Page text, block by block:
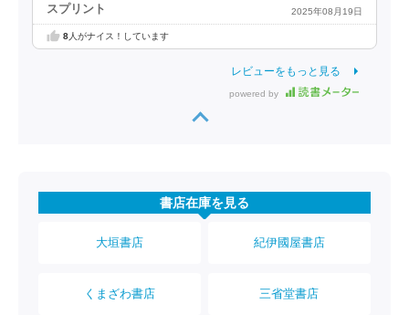
スプリント 2025年08月19日
8人がナイス！しています
レビューをもっと見る
powered by
書店在庫を見る
大垣書店 紀伊國屋書店
くまざわ書店 三省堂書店